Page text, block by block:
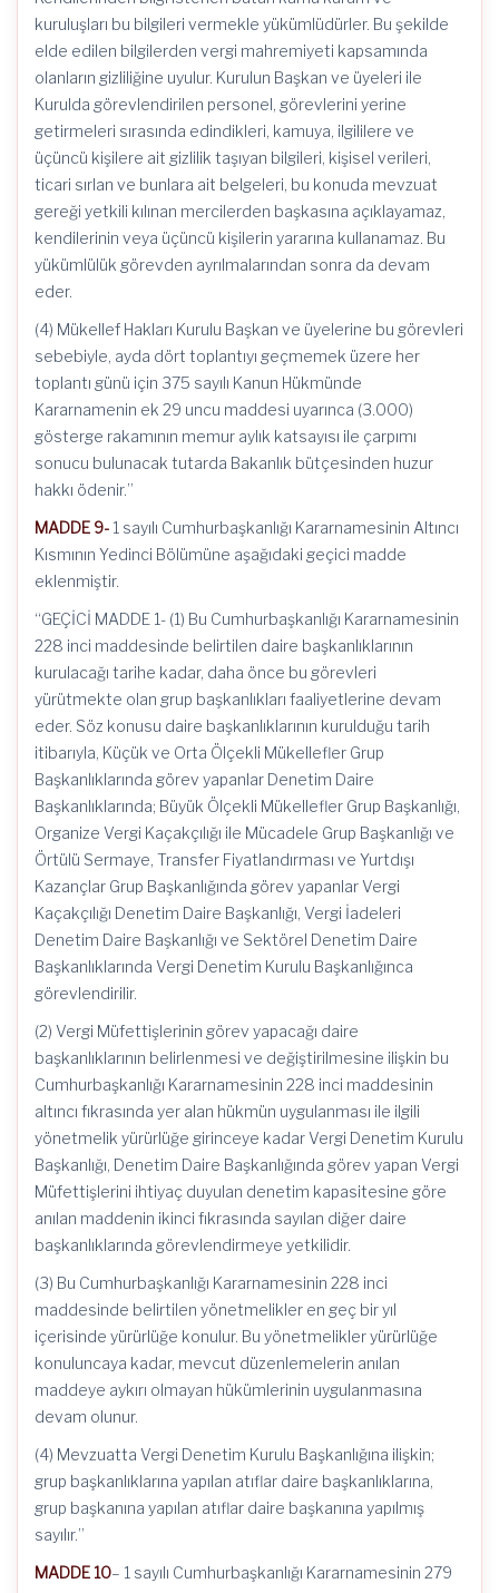
kuruluşları bu bilgileri vermekle yükümlüdürler. Bu şekilde
elde edilen bilgilerden vergi mahremiyeti kapsamında
olanların gizliliğine uyulur. Kurulun Başkan ve üyeleri ile
Kurulda görevlendirilen personel, görevlerini yerine
getirmeleri sırasında edindikleri, kamuya, ilgililere ve
üçüncü kişilere ait gizlilik taşıyan bilgileri, kişisel verileri,
ticari sırlan ve bunlara ait belgeleri, bu konuda mevzuat
gereği yetkili kılınan mercilerden başkasına açıklayamaz,
kendilerinin veya üçüncü kişilerin yararına kullanamaz. Bu
yükümlülük görevden ayrılmalarından sonra da devam
eder.
(4) Mükellef Hakları Kurulu Başkan ve üyelerine bu görevleri
sebebiyle, ayda dört toplantıyı geçmemek üzere her
toplantı günü için 375 sayılı Kanun Hükmünde
Kararnamenin ek 29 uncu maddesi uyarınca (3.000)
gösterge rakamının memur aylık katsayısı ile çarpımı
sonucu bulunacak tutarda Bakanlık bütçesinden huzur
hakkı ödenir.”
MADDE 9- 1 sayılı Cumhurbaşkanlığı Kararnamesinin Altıncı
Kısmının Yedinci Bölümüne aşağıdaki geçici madde
eklenmiştir.
“GEÇİCİ MADDE 1- (1) Bu Cumhurbaşkanlığı Kararnamesinin
228 inci maddesinde belirtilen daire başkanlıklarının
kurulacağı tarihe kadar, daha önce bu görevleri
yürütmekte olan grup başkanlıkları faaliyetlerine devam
eder. Söz konusu daire başkanlıklarının kurulduğu tarih
itibarıyla, Küçük ve Orta Ölçekli Mükellefler Grup
Başkanlıklarında görev yapanlar Denetim Daire
Başkanlıklarında; Büyük Ölçekli Mükellefler Grup Başkanlığı,
Organize Vergi Kaçakçılığı ile Mücadele Grup Başkanlığı ve
Örtülü Sermaye, Transfer Fiyatlandırması ve Yurtdışı
Kazançlar Grup Başkanlığında görev yapanlar Vergi
Kaçakçılığı Denetim Daire Başkanlığı, Vergi İadeleri
Denetim Daire Başkanlığı ve Sektörel Denetim Daire
Başkanlıklarında Vergi Denetim Kurulu Başkanlığınca
görevlendirilir.
(2) Vergi Müfettişlerinin görev yapacağı daire
başkanlıklarının belirlenmesi ve değiştirilmesine ilişkin bu
Cumhurbaşkanlığı Kararnamesinin 228 inci maddesinin
altıncı fıkrasında yer alan hükmün uygulanması ile ilgili
yönetmelik yürürlüğe girinceye kadar Vergi Denetim Kurulu
Başkanlığı, Denetim Daire Başkanlığında görev yapan Vergi
Müfettişlerini ihtiyaç duyulan denetim kapasitesine göre
anılan maddenin ikinci fıkrasında sayılan diğer daire
başkanlıklarında görevlendirmeye yetkilidir.
(3) Bu Cumhurbaşkanlığı Kararnamesinin 228 inci
maddesinde belirtilen yönetmelikler en geç bir yıl
içerisinde yürürlüğe konulur. Bu yönetmelikler yürürlüğe
konuluncaya kadar, mevcut düzenlemelerin anılan
maddeye aykırı olmayan hükümlerinin uygulanmasına
devam olunur.
(4) Mevzuatta Vergi Denetim Kurulu Başkanlığına ilişkin;
grup başkanlıklarına yapılan atıflar daire başkanlıklarına,
grup başkanına yapılan atıflar daire başkanına yapılmış
sayılır.”
MADDE 10– 1 sayılı Cumhurbaşkanlığı Kararnamesinin 279